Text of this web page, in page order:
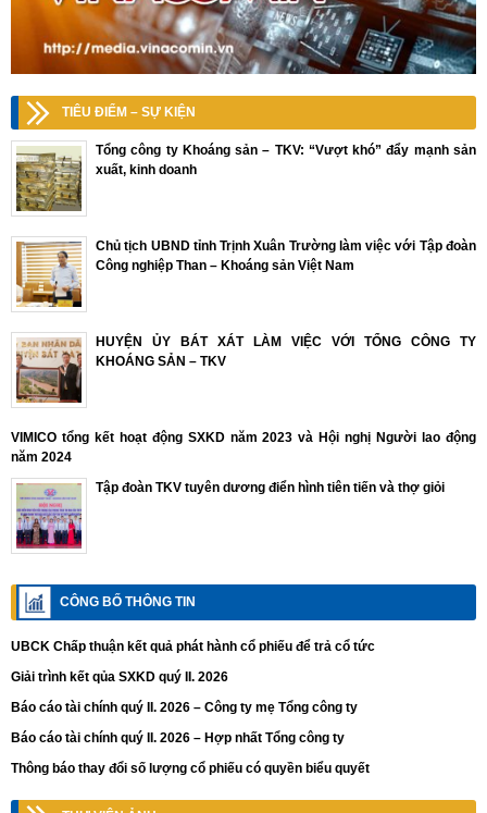
TIÊU ĐIỂM – SỰ KIỆN
Tổng công ty Khoáng sản – TKV: “Vượt khó” đẩy mạnh sản
xuất, kinh doanh
Chủ tịch UBND tỉnh Trịnh Xuân Trường làm việc với Tập đoàn
Công nghiệp Than – Khoáng sản Việt Nam
HUYỆN ỦY BÁT XÁT LÀM VIỆC VỚI TỔNG CÔNG TY
KHOÁNG SẢN – TKV
VIMICO tổng kết hoạt động SXKD năm 2023 và Hội nghị Người lao động
năm 2024
Tập đoàn TKV tuyên dương điển hình tiên tiến và thợ giỏi
CÔNG BỐ THÔNG TIN
UBCK Chấp thuận kết quả phát hành cổ phiếu để trả cổ tức
Giải trình kết qủa SXKD quý II. 2026
Báo cáo tài chính quý II. 2026 – Công ty mẹ Tổng công ty
Báo cáo tài chính quý II. 2026 – Hợp nhất Tổng công ty
Thông báo thay đổi số lượng cổ phiếu có quyền biểu quyết